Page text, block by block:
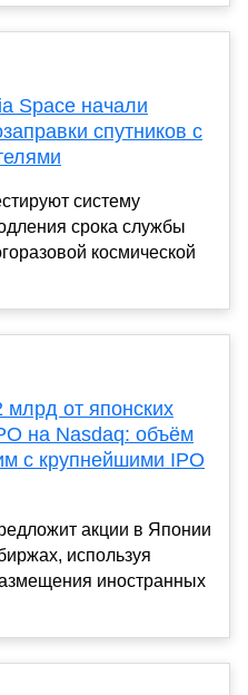
Space начали
спутников с
систему
срока службы
космической
млрд от японских
на Nasdaq: объём
с крупнейшими IPO
акции в Японии
используя
иностранных